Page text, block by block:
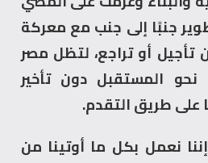
جنبًا إلى جنب مع معركة
أو تراجع، لتظل مصر
المستقبل دون تأخير
طريق التقدم.
نعمل بكل ما أوتينا من